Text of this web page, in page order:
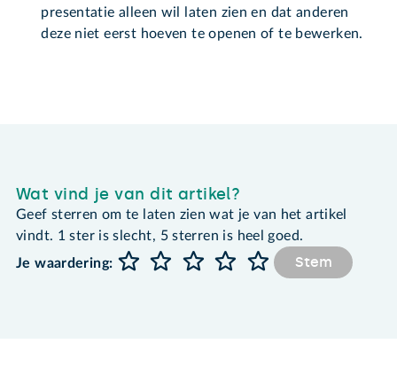
presentatie alleen wil laten zien en dat anderen
deze niet eerst hoeven te openen of te bewerken.
Wat vind je van dit artikel?
Geef sterren om te laten zien wat je van het artikel
vindt. 1 ster is slecht, 5 sterren is heel goed.
Je waardering:
Stem